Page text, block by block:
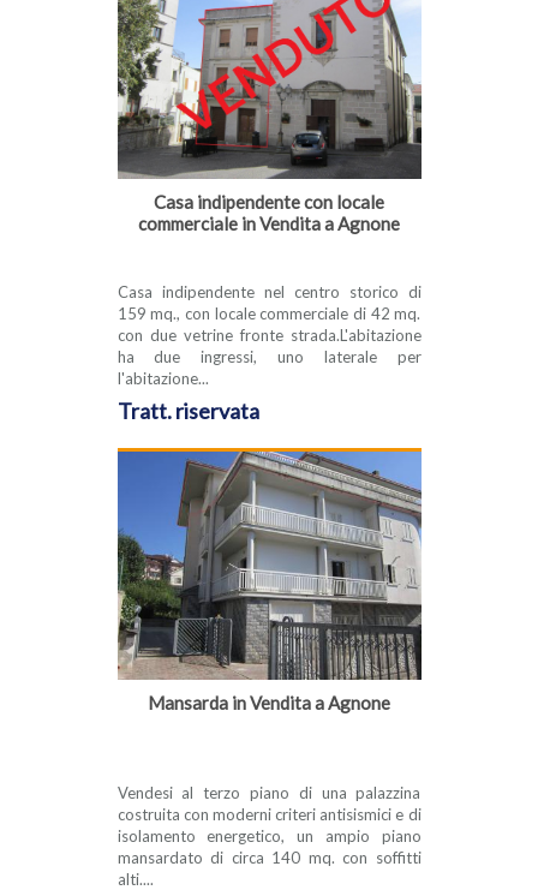
Casa indipendente con locale
commerciale in Vendita a Agnone
Casa indipendente nel centro storico di
159 mq., con locale commerciale di 42 mq.
con due vetrine fronte strada.L'abitazione
ha due ingressi, uno laterale per
l'abitazione...
Tratt. riservata
Mansarda in Vendita a Agnone
Vendesi al terzo piano di una palazzina
costruita con moderni criteri antisismici e di
isolamento energetico, un ampio piano
mansardato di circa 140 mq. con soffitti
alti....